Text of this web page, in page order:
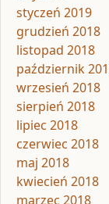
styczeń 2019
grudzień 2018
listopad 2018
październik
wrzesień 2018
sierpień 2018
lipiec 2018
czerwiec 2018
maj 2018
kwiecień 2018
marzec 2018